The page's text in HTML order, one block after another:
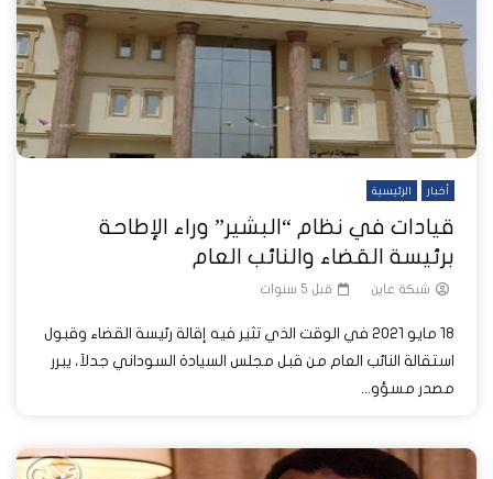
أخبار الرئيسية
قيادات في نظام “البشير” وراء الإطاحة
برئيسة القضاء والنائب العام
شبكة عاين قبل 5 سنوات
18 مايو 2021 في الوقت الذي تثير فيه إقالة رئيسة القضاء وقبول
استقالة النائب العام من قبل مجلس السيادة السوداني جدلاَ، يبرر
مصدر مسؤو...